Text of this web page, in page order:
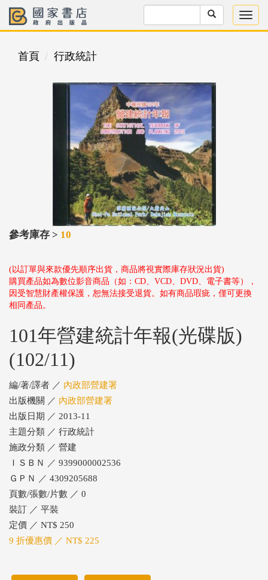
首頁 行政統計
參考庫存 > 10
(以訂單與來款優先順序出貨，商品將視實際庫存狀況出貨)
購買產品如為數位影音商品（如：CD、VCD、DVD、電子書等），
因受智慧財產權保護，恕無法接受退貨。如有商品瑕疵，僅可更換
相同產品。
101年營建統計年報(光碟版)
(102/11)
編/著/譯者 ／ 內政部營建署
出版機關 ／ 內政部營建署
出版日期 ／ 2013-11
主題分類 ／ 行政統計
施政分類 ／ 營建
ＩＳＢＮ ／ 9399000002536
ＧＰＮ ／ 4309205688
頁數/張數/片數 ／ 0
裝訂 ／ 平裝
定價 ／ NT$ 250
9 折優惠價 ／ NT$ 225